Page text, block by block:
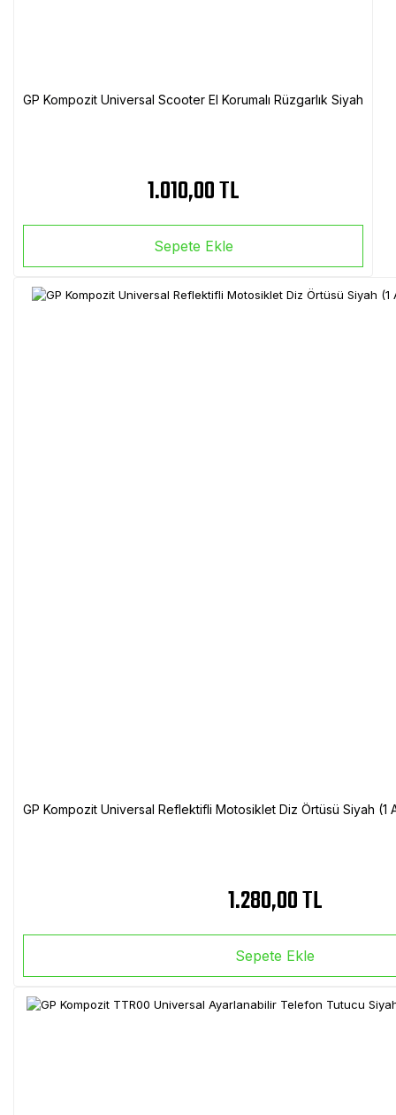
GP Kompozit Universal Scooter El Korumalı Rüzgarlık Siyah
1.010,00 TL
Sepete Ekle
GP Kompozit Universal Reflektifli Motosiklet Diz Örtüsü Siyah
1.280,00 TL
Sepete Ekle